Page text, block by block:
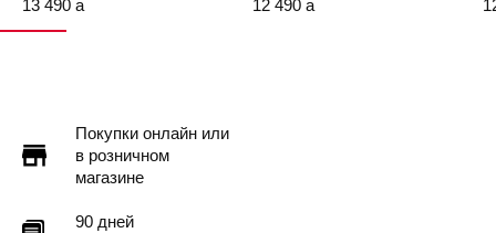
13 490 a
12 490 a
Покупки онлайн или
в розничном
магазине
90 дней